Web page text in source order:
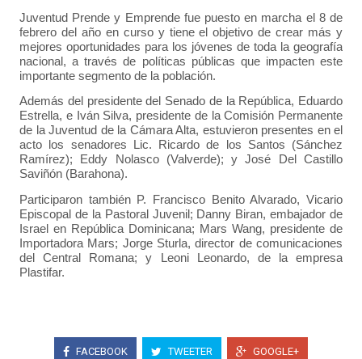
Juventud Prende y Emprende fue puesto en marcha el 8 de
febrero del año en curso y tiene el objetivo de crear más y
mejores oportunidades para los jóvenes de toda la geografía
nacional, a través de políticas públicas que impacten este
importante segmento de la población.
Además del presidente del Senado de la República, Eduardo
Estrella, e Iván Silva, presidente de la Comisión Permanente
de la Juventud de la Cámara Alta, estuvieron presentes en el
acto los senadores Lic. Ricardo de los Santos (Sánchez
Ramírez); Eddy Nolasco (Valverde); y José Del Castillo
Saviñón (Barahona).
Participaron también P. Francisco Benito Alvarado, Vicario
Episcopal de la Pastoral Juvenil; Danny Biran, embajador de
Israel en República Dominicana; Mars Wang, presidente de
Importadora Mars; Jorge Sturla, director de comunicaciones
del Central Romana; y Leoni Leonardo, de la empresa
Plastifar.
FACEBOOK TWEETER GOOGLE+